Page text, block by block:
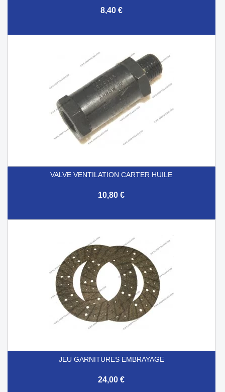
8,40 €
VALVE VENTILATION CARTER HUILE
10,80 €
JEU GARNITURES EMBRAYAGE
24,00 €